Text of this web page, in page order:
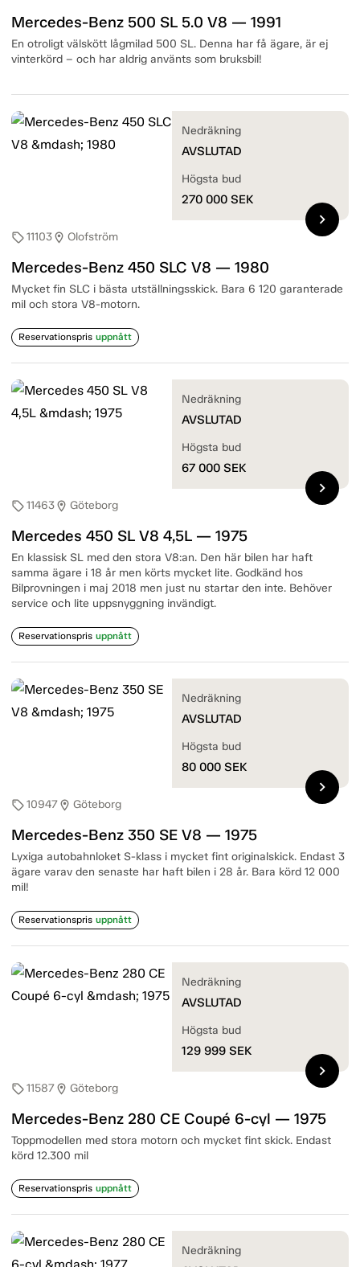
Mercedes-Benz 500 SL 5.0 V8 — 1991
En otroligt välskött lågmilad 500 SL. Denna har få ägare, är ej
vinterkörd – och har aldrig använts som bruksbil!
sell11103location_on Olofström
Mercedes-Benz 450 SLC V8 — 1980
Mycket fin SLC i bästa utställningsskick. Bara 6 120 garanterade
mil och stora V8-motorn.
Reservationspris uppnått
Nedräkning
AVSLUTAD
Högsta bud
270 000 SEK
chevron_right
sell11463location_on Göteborg
Mercedes 450 SL V8 4,5L — 1975
En klassisk SL med den stora V8:an. Den här bilen har haft
samma ägare i 18 år men körts mycket lite. Godkänd hos
Bilprovningen i maj 2018 men just nu startar den inte. Behöver
service och lite uppsnyggning invändigt.
Reservationspris uppnått
Nedräkning
AVSLUTAD
Högsta bud
67 000 SEK
chevron_right
sell10947location_on Göteborg
Mercedes-Benz 350 SE V8 — 1975
Lyxiga autobahnloket S-klass i mycket fint originalskick. Endast 3
ägare varav den senaste har haft bilen i 28 år. Bara körd 12 000
mil!
Reservationspris uppnått
Nedräkning
AVSLUTAD
Högsta bud
80 000 SEK
chevron_right
sell11587location_on Göteborg
Mercedes-Benz 280 CE Coupé 6-cyl — 1975
Toppmodellen med stora motorn och mycket fint skick. Endast
körd 12.300 mil
Reservationspris uppnått
Nedräkning
AVSLUTAD
Högsta bud
129 999 SEK
chevron_right
Nedräkning